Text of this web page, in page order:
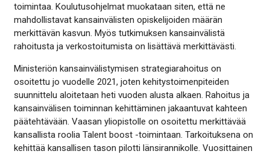
toimintaa. Koulutusohjelmat muokataan siten, että ne
mahdollistavat kansainvälisten opiskelijoiden määrän
merkittävän kasvun. Myös tutkimuksen kansainvälistä
rahoitusta ja verkostoitumista on lisättävä merkittävästi.
Ministeriön kansainvälistymisen strategiarahoitus on
osoitettu jo vuodelle 2021, joten kehitystoimenpiteiden
suunnittelu aloitetaan heti vuoden alusta alkaen. Rahoitus ja
kansainvälisen toiminnan kehittäminen jakaantuvat kahteen
päätehtävään. Vaasan yliopistolle on osoitettu merkittävää
kansallista roolia Talent boost -toimintaan. Tarkoituksena on
kehittää kansallisen tason pilotti länsirannikolle. Vuosittainen